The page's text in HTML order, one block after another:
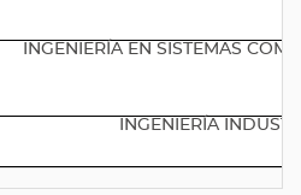
INGENIERÍA EN SISTEMAS
INGENIERÍA